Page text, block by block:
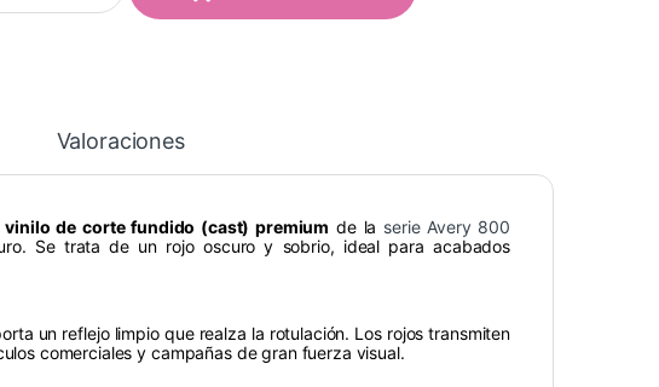
Valoraciones
vinilo de corte fundido (cast) premium de la serie Avery 800
Se trata de un rojo oscuro y sobrio, ideal para acabados
un reflejo limpio que realza la rotulación. Los rojos transmiten
comerciales y campañas de gran fuerza visual.